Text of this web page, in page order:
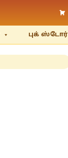
புக் ஸ்டோர்